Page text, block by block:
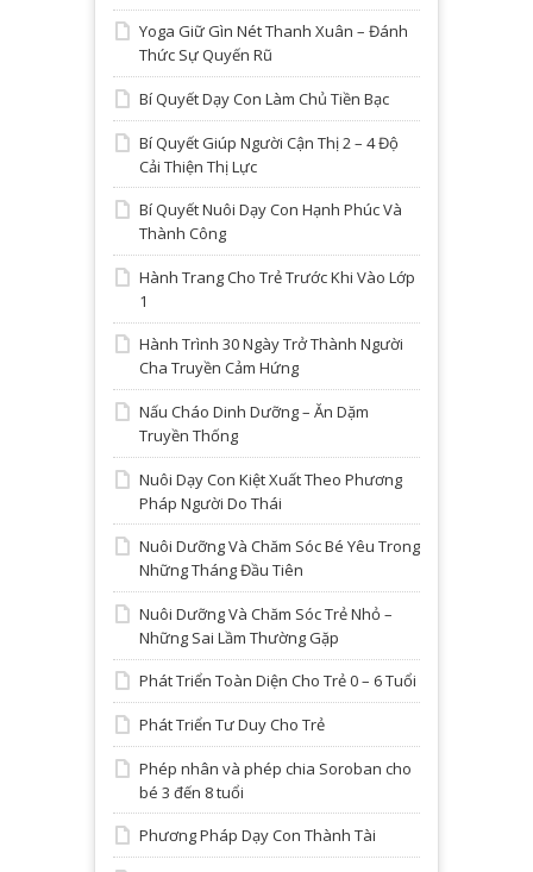
Yoga Giữ Gìn Nét Thanh Xuân – Đánh
Thức Sự Quyến Rũ
Bí Quyết Dạy Con Làm Chủ Tiền Bạc
Bí Quyết Giúp Người Cận Thị 2 – 4 Độ
Cải Thiện Thị Lực
Bí Quyết Nuôi Dạy Con Hạnh Phúc Và
Thành Công
Hành Trang Cho Trẻ Trước Khi Vào Lớp
1
Hành Trình 30 Ngày Trở Thành Người
Cha Truyền Cảm Hứng
Nấu Cháo Dinh Dưỡng – Ăn Dặm
Truyền Thống
Nuôi Dạy Con Kiệt Xuất Theo Phương
Pháp Người Do Thái
Nuôi Dưỡng Và Chăm Sóc Bé Yêu Trong
Những Tháng Đầu Tiên
Nuôi Dưỡng Và Chăm Sóc Trẻ Nhỏ –
Những Sai Lầm Thường Gặp
Phát Triển Toàn Diện Cho Trẻ 0 – 6 Tuổi
Phát Triển Tư Duy Cho Trẻ
Phép nhân và phép chia Soroban cho
bé 3 đến 8 tuổi
Phương Pháp Dạy Con Thành Tài